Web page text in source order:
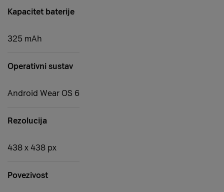
Kapacitet baterije
325 mAh
Operativni sustav
Android Wear OS 6
Rezolucija
438 x 438 px
Povezivost